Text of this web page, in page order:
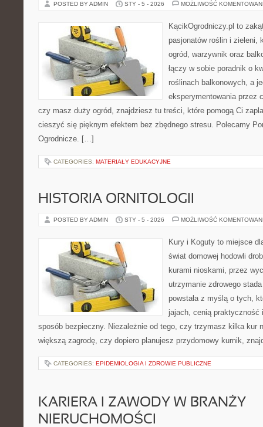
POSTED BY ADMIN STY - 5 - 2026 MOŻLIWOŚĆ
KącikOgrodniczy.pl to
pasjonatów roślin i zieleni,
ogród, warzywnik oraz
łączy w sobie poradnik o
roślinach balkonowych, a
eksperymentowania przez
czy masz duży ogród, znajdziesz tu treści, które pomogą Ci
cieszyć się pięknym efektem bez zbędnego stresu. Polecamy
Ogrodnicze. […]
CATEGORIES: MATERIAŁY EDUKACYJNE
HISTORIA ORNITOLOGII
POSTED BY ADMIN STY - 5 - 2026 MOŻLIWOŚĆ
Kury i Koguty to miejsce
świat domowej hodowli
kurami nioskami, przez
utrzymanie zdrowego
powstała z myślą o tych,
jajach, cenią praktyczność
sposób bezpieczny. Niezależnie od tego, czy trzymasz kilka kur
większą zagrodę, czy dopiero planujesz przydomowy kurnik,
CATEGORIES: EPIDEMIOLOGIA I ZDROWIE PUBLICZNE
KARIERA I ZAWODY W BRANŻY
NIERUCHOMOŚCI